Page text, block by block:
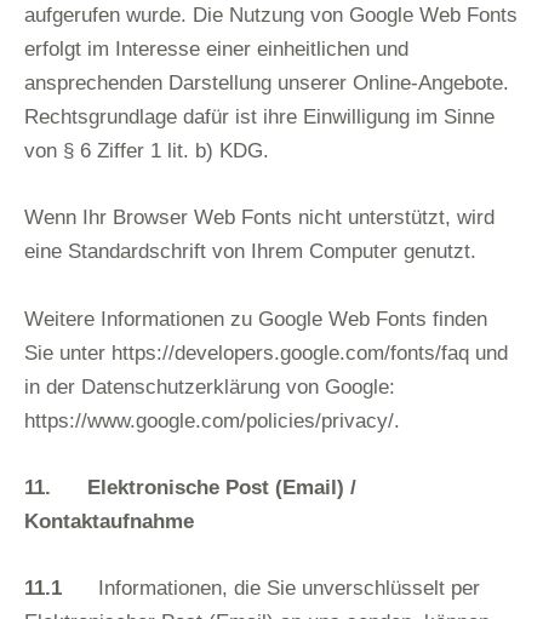
aufgerufen wurde. Die Nutzung von Google Web Fonts
erfolgt im Interesse einer einheitlichen und
ansprechenden Darstellung unserer Online-Angebote.
Rechtsgrundlage dafür ist ihre Einwilligung im Sinne
von § 6 Ziffer 1 lit. b) KDG.
Wenn Ihr Browser Web Fonts nicht unterstützt, wird
eine Standardschrift von Ihrem Computer genutzt.
Weitere Informationen zu Google Web Fonts finden
Sie unter https://developers.google.com/fonts/faq und
in der Datenschutzerklärung von Google:
https://www.google.com/policies/privacy/.
11. Elektronische Post (Email) /
Kontaktaufnahme
11.1 Informationen, die Sie unverschlüsselt per